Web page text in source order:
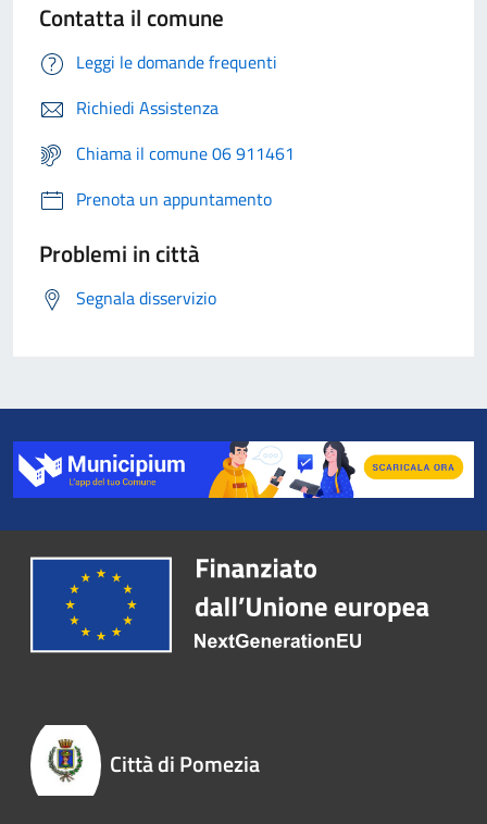
Contatta il comune
Leggi le domande frequenti
Richiedi Assistenza
Chiama il comune 06 911461
Prenota un appuntamento
Problemi in città
Segnala disservizio
Città di Pomezia